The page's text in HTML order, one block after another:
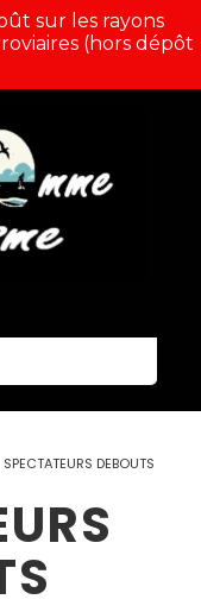
sur les rayons
(hors dépôt
SPECTATEURS DEBOUTS